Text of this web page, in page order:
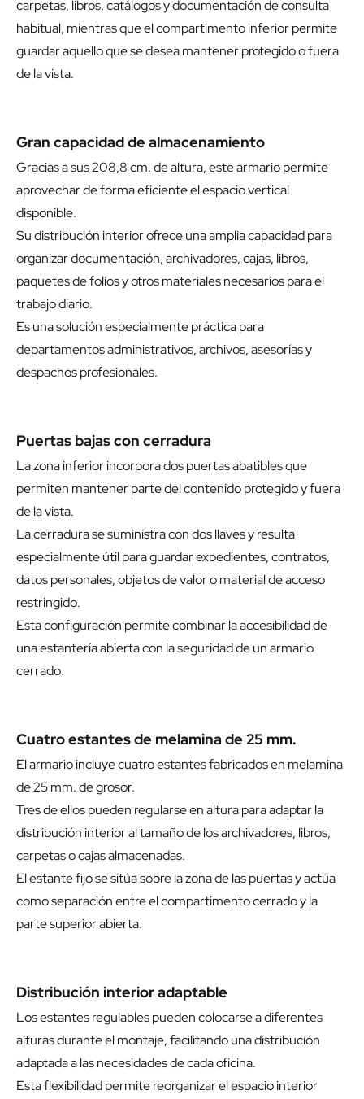
carpetas, libros, catálogos y documentación de consulta
habitual, mientras que el compartimento inferior permite
guardar aquello que se desea mantener protegido o fuera
de la vista.
Gran capacidad de almacenamiento
Gracias a sus 208,8 cm. de altura, este armario permite
aprovechar de forma eficiente el espacio vertical
disponible.
Su distribución interior ofrece una amplia capacidad para
organizar documentación, archivadores, cajas, libros,
paquetes de folios y otros materiales necesarios para el
trabajo diario.
Es una solución especialmente práctica para
departamentos administrativos, archivos, asesorías y
despachos profesionales.
Puertas bajas con cerradura
La zona inferior incorpora dos puertas abatibles que
permiten mantener parte del contenido protegido y fuera
de la vista.
La cerradura se suministra con dos llaves y resulta
especialmente útil para guardar expedientes, contratos,
datos personales, objetos de valor o material de acceso
restringido.
Esta configuración permite combinar la accesibilidad de
una estantería abierta con la seguridad de un armario
cerrado.
Cuatro estantes de melamina de 25 mm.
El armario incluye cuatro estantes fabricados en melamina
de 25 mm. de grosor.
Tres de ellos pueden regularse en altura para adaptar la
distribución interior al tamaño de los archivadores, libros,
carpetas o cajas almacenadas.
El estante fijo se sitúa sobre la zona de las puertas y actúa
como separación entre el compartimento cerrado y la
parte superior abierta.
Distribución interior adaptable
Los estantes regulables pueden colocarse a diferentes
alturas durante el montaje, facilitando una distribución
adaptada a las necesidades de cada oficina.
Esta flexibilidad permite reorganizar el espacio interior